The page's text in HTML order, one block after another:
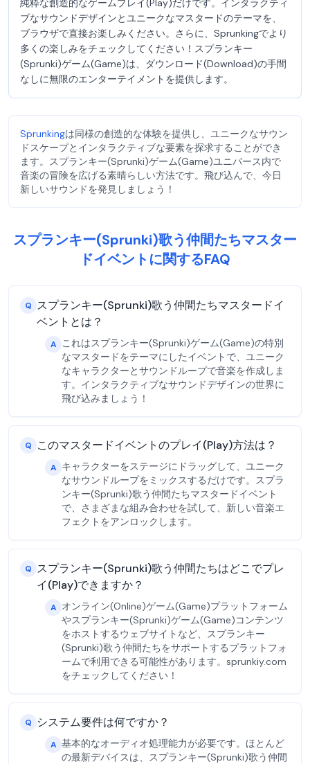
純粋な創造的なゲームプレイ(Play)だけです。インタラクティ
ブなサウンドデザインとユニークなマスタードのテーマを、
ブラウザで直接お楽しみください。さらに、Sprunkingでより
多くの楽しみをチェックしてください！スプランキー
(Sprunki)ゲーム(Game)は、ダウンロード(Download)の手間
なしに無限のエンターテイメントを提供します。
Sprunkingは同様の創造的な体験を提供し、ユニークなサウン
ドスケープとインタラクティブな要素を探求することができ
ます。スプランキー(Sprunki)ゲーム(Game)ユニバース内で
音楽の冒険を広げる素晴らしい方法です。飛び込んで、今日
新しいサウンドを発見しましょう！
スプランキー(Sprunki)歌う仲間たちマスター
ドイベントに関するFAQ
Q スプランキー(Sprunki)歌う仲間たちマスタードイ
ベントとは？
A これはスプランキー(Sprunki)ゲーム(Game)の特別
なマスタードをテーマにしたイベントで、ユニーク
なキャラクターとサウンドループで音楽を作成しま
す。インタラクティブなサウンドデザインの世界に
飛び込みましょう！
Q このマスタードイベントのプレイ(Play)方法は？
A キャラクターをステージにドラッグして、ユニーク
なサウンドループをミックスするだけです。スプラ
ンキー(Sprunki)歌う仲間たちマスタードイベント
で、さまざまな組み合わせを試して、新しい音楽エ
フェクトをアンロックします。
Q スプランキー(Sprunki)歌う仲間たちはどこでプレ
イ(Play)できますか？
A オンライン(Online)ゲーム(Game)プラットフォーム
やスプランキー(Sprunki)ゲーム(Game)コンテンツ
をホストするウェブサイトなど、スプランキー
(Sprunki)歌う仲間たちをサポートするプラットフォ
ームで利用できる可能性があります。sprunkiy.com
をチェックしてください！
Q システム要件は何ですか？
A 基本的なオーディオ処理能力が必要です。ほとんど
の最新デバイスは、スプランキー(Sprunki)歌う仲間